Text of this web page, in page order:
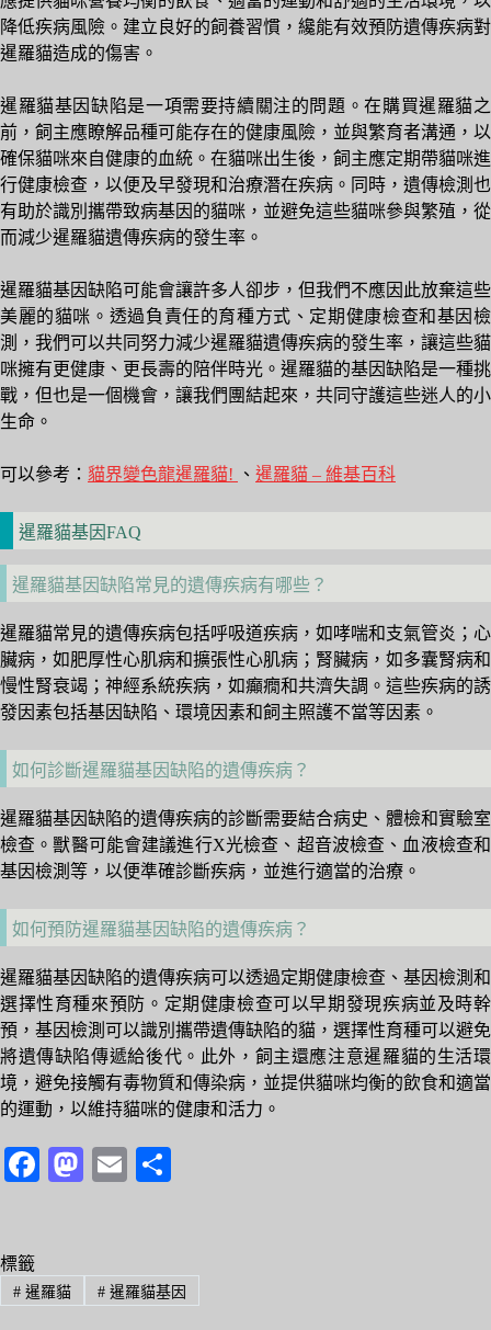
降低疾病風險。建立良好的飼養習慣，纔能有效預防遺傳疾病對
暹羅貓造成的傷害。
暹羅貓基因缺陷是一項需要持續關注的問題。在購買暹羅貓之
前，飼主應瞭解品種可能存在的健康風險，並與繁育者溝通，以
確保貓咪來自健康的血統。在貓咪出生後，飼主應定期帶貓咪進
行健康檢查，以便及早發現和治療潛在疾病。同時，遺傳檢測也
有助於識別攜帶致病基因的貓咪，並避免這些貓咪參與繁殖，從
而減少暹羅貓遺傳疾病的發生率。
暹羅貓基因缺陷可能會讓許多人卻步，但我們不應因此放棄這些
美麗的貓咪。透過負責任的育種方式、定期健康檢查和基因檢
測，我們可以共同努力減少暹羅貓遺傳疾病的發生率，讓這些貓
咪擁有更健康、更長壽的陪伴時光。暹羅貓的基因缺陷是一種挑
戰，但也是一個機會，讓我們團結起來，共同守護這些迷人的小
生命。
可以參考： 貓界變色龍暹羅貓! 、 暹羅貓 – 維基百科
暹羅貓基因FAQ
暹羅貓基因缺陷常見的遺傳疾病有哪些？
暹羅貓常見的遺傳疾病包括呼吸道疾病，如哮喘和支氣管炎；心
臟病，如肥厚性心肌病和擴張性心肌病；腎臟病，如多囊腎病和
慢性腎衰竭；神經系統疾病，如癲癇和共濟失調。這些疾病的誘
發因素包括基因缺陷、環境因素和飼主照護不當等因素。
如何診斷暹羅貓基因缺陷的遺傳疾病？
暹羅貓基因缺陷的遺傳疾病的診斷需要結合病史、體檢和實驗室
檢查。獸醫可能會建議進行X光檢查、超音波檢查、血液檢查和
基因檢測等，以便準確診斷疾病，並進行適當的治療。
如何預防暹羅貓基因缺陷的遺傳疾病？
暹羅貓基因缺陷的遺傳疾病可以透過定期健康檢查、基因檢測和
選擇性育種來預防。定期健康檢查可以早期發現疾病並及時幹
預，基因檢測可以識別攜帶遺傳缺陷的貓，選擇性育種可以避免
將遺傳缺陷傳遞給後代。此外，飼主還應注意暹羅貓的生活環
境，避免接觸有毒物質和傳染病，並提供貓咪均衡的飲食和適當
的運動，以維持貓咪的健康和活力。
Fa
ok
M
do
n
E
標籤
#暹羅貓 #暹羅貓基因